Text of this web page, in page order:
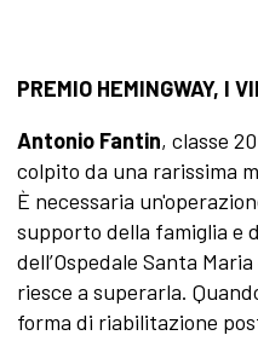
PREMIO HEMINGWAY, I
Antonio Fantin, classe
colpito da una rarissima
È necessaria
supporto della famiglia e
dell’Ospedale Santa
riesce a superarla.
forma di riabilitazione